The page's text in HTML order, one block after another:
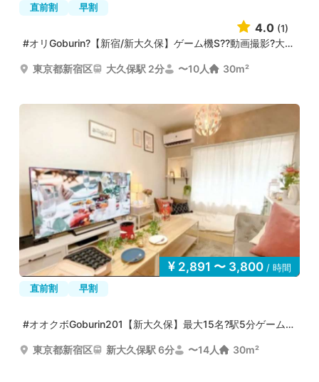
直前割
早割
4.0 (1)
#オリGoburin?【新宿/新大久保】ゲーム機S??動画撮影?大型...
東京都新宿区 大久保駅 2分 〜10人 30m²
2,891 〜 3,800 / 時間
直前割
早割
#オオクボGoburin201【新大久保】最大15名?駅5分ゲーム機?...
東京都新宿区 新大久保駅 6分 〜14人 30m²